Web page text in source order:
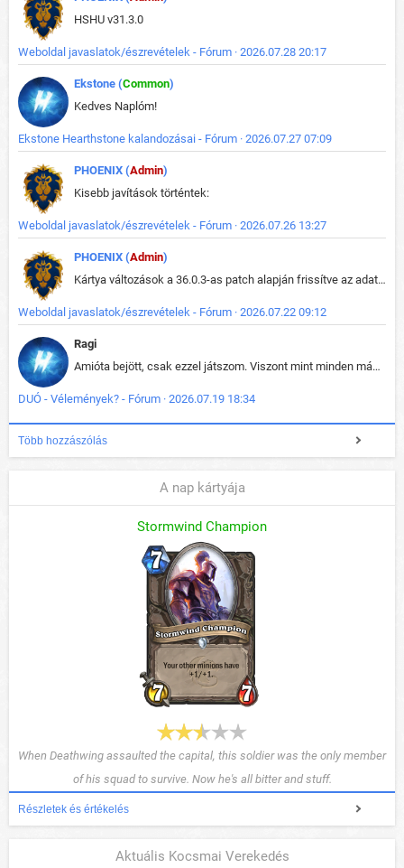
HSHU v31.3.0
Weboldal javaslatok/észrevételek - Fórum · 2026.07.28 20:17
Ekstone (Common)
Kedves Naplóm!
Ekstone Hearthstone kalandozásai - Fórum · 2026.07.27 07:09
PHOENIX (Admin)
Kisebb javítások történtek:
Weboldal javaslatok/észrevételek - Fórum · 2026.07.26 13:27
PHOENIX (Admin)
Kártya változások a 36.0.3-as patch alapján frissítve az adatbázisban (képek is cserélve).
Weboldal javaslatok/észrevételek - Fórum · 2026.07.22 09:12
Ragi
Amióta bejött, csak ezzel játszom. Viszont mint minden más - akár az alapjáték is, ez is baromira összetett lett. Néha már pár kör után is esélytelen az egész. Vagy irreállisan túltápol valaki, vagy lelép a partner, vagy csak hülye mint a segg. És amikor eljönne az én időm, na akkor jön el mindenki másé is. Engem jobban érdekelne, hogy ki milyen ratingen szokott játszani. Na ez lenne egy érdekes adat.
DUÓ - Vélemények? - Fórum · 2026.07.19 18:34
Több hozzászólás
A nap kártyája
Stormwind Champion
When Deathwing assaulted the capital, this soldier was the only member
of his squad to survive. Now he's all bitter and stuff.
Részletek és értékelés
Aktuális Kocsmai Verekedés